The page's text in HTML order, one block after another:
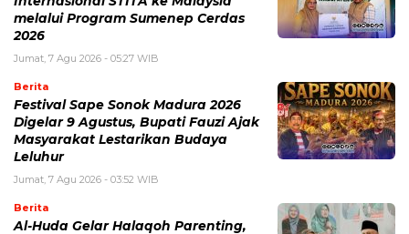
melalui Program Sumenep Cerdas
2026
Jumat, 7 Agu 2026 - 05:27 WIB
Berita
Festival Sape Sonok Madura 2026
Digelar 9 Agustus, Bupati Fauzi Ajak
Masyarakat Lestarikan Budaya
Leluhur
Jumat, 7 Agu 2026 - 03:52 WIB
Berita
Al-Huda Gelar Halaqoh Parenting,